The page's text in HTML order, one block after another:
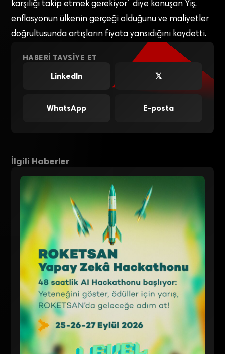
karşılığı takip etmek gerekiyor” diye konuşan Yiş,
enflasyonun ülkenin gerçeği olduğunu ve maliyetler
doğrultusunda artışların fiyata yansıdığını kaydetti.
HABERI TAVSIYE ET
LinkedIn
𝕏
WhatsApp E-posta
İlgili Haberler